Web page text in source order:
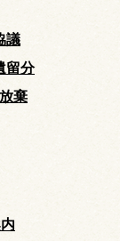
議
留分
棄